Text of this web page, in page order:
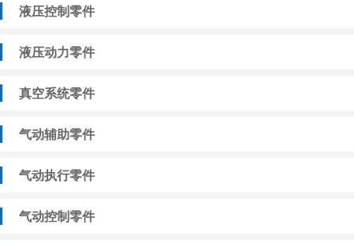
液压控制零件
液压动力零件
真空系统零件
气动辅助零件
气动执行零件
气动控制零件